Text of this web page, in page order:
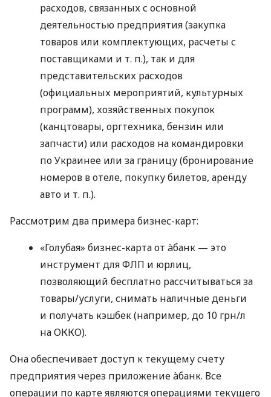
расходов, связанных с основной
деятельностью предприятия (закупка
товаров или комплектующих, расчеты с
поставщиками и т. п.), так и для
представительских расходов
(официальных мероприятий, культурных
программ), хозяйственных покупок
(канцтовары, оргтехника, бензин или
запчасти) или расходов на командировки
по Украинее или за границу (бронирование
номеров в отеле, покупку билетов, аренду
авто и т. п.).
Рассмотрим два примера бизнес-карт:
«Голубая» бизнес-карта от àбанк — это
инструмент для ФЛП и юрлиц,
позволяющий бесплатно рассчитываться за
товары/услуги, снимать наличные деньги
и получать кэшбек (например, до 10 грн/л
на ОККО).
Она обеспечивает доступ к текущему счету
предприятия через приложение àбанк. Все
операции по карте являются операциями текущего